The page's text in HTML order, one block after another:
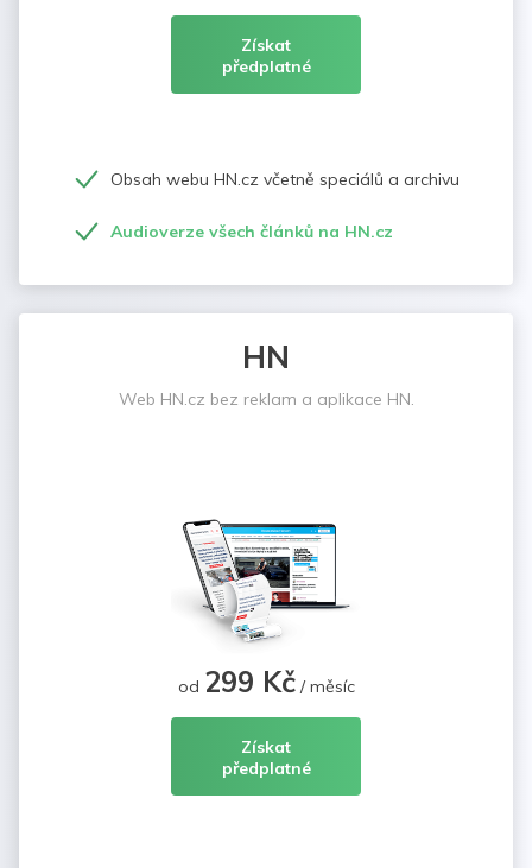
Získat
předplatné
Obsah webu HN.cz včetně speciálů a archivu
Audioverze všech článků na HN.cz
HN
Web HN.cz bez reklam a aplikace HN.
od 299 Kč/ měsíc
Získat
předplatné